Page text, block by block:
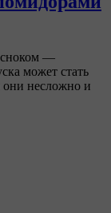
—
может стать
они несложно и